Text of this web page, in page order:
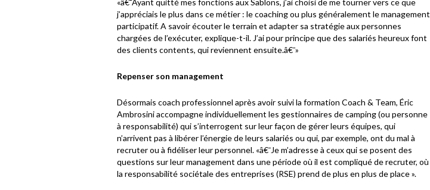
«â€¯Ayant quitté mes fonctions aux Sablons, j’ai choisi de me tourner vers ce que
j’appréciais le plus dans ce métier : le coaching ou plus généralement le management
participatif. A savoir écouter le terrain et adapter sa stratégie aux personnes
chargées de l’exécuter, explique-t-il. J’ai pour principe que des salariés heureux font
des clients contents, qui reviennent ensuite.â€¯»
Repenser son management
Désormais coach professionnel après avoir suivi la formation Coach & Team, Éric
Ambrosini accompagne individuellement les gestionnaires de camping (ou personne
à responsabilité) qui s’interrogent sur leur façon de gérer leurs équipes, qui
n’arrivent pas à libérer l’énergie de leurs salariés ou qui, par exemple, ont du mal à
recruter ou à fidéliser leur personnel. «â€¯Je m’adresse à ceux qui se posent des
questions sur leur management dans une période où il est compliqué de recruter, où
la responsabilité sociétale des entreprises (RSE) prend de plus en plus de place ».